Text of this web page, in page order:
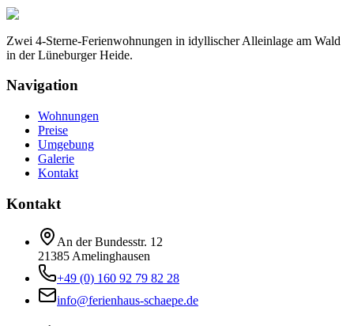
Zwei 4-Sterne-Ferienwohnungen in idyllischer Alleinlage am Wald
in der Lüneburger Heide.
Navigation
Wohnungen
Preise
Umgebung
Galerie
Kontakt
Kontakt
An der Bundesstr. 12
21385 Amelinghausen
+49 (0) 160 92 79 82 28
info@ferienhaus-schaepe.de